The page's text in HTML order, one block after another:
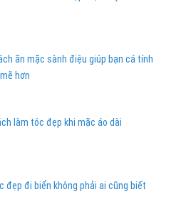
ăn mặc sành điệu giúp bạn cá tính
hơn
làm tóc đẹp khi mặc áo dài
đẹp đi biển không phải ai cũng biết